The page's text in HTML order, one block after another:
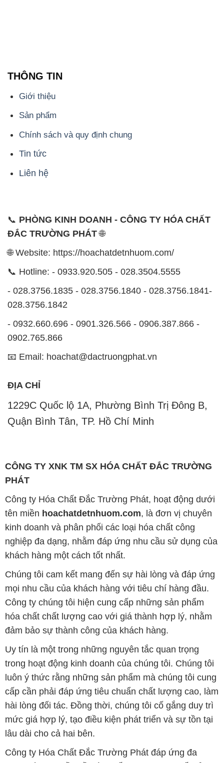
THÔNG TIN
Giới thiệu
Sản phẩm
Chính sách và quy định chung
Tin tức
Liên hệ
📞 PHÒNG KINH DOANH - CÔNG TY HÓA CHẤT
ĐẮC TRƯỜNG PHÁT🌐
🌐 Website: https://hoachatdetnhuom.com/
📞 Hotline: - 0933.920.505 - 028.3504.5555
- 028.3756.1835 - 028.3756.1840 - 028.3756.1841-
028.3756.1842
- 0932.660.696 - 0901.326.566 - 0906.387.866 -
0902.765.866
📧 Email: hoachat@dactruongphat.vn
ĐỊA CHỈ
1229C Quốc lộ 1A, Phường Bình Trị Đông B,
Quận Bình Tân, TP. Hồ Chí Minh
CÔNG TY XNK TM SX HÓA CHẤT ĐẮC TRƯỜNG
PHÁT
Công ty Hóa Chất Đắc Trường Phát, hoạt động dưới
tên miền hoachatdetnhuom.com, là đơn vị chuyên
kinh doanh và phân phối các loại hóa chất công
nghiệp đa dạng, nhằm đáp ứng nhu cầu sử dụng của
khách hàng một cách tốt nhất.
Chúng tôi cam kết mang đến sự hài lòng và đáp ứng
mọi nhu cầu của khách hàng với tiêu chí hàng đầu.
Công ty chúng tôi hiện cung cấp những sản phẩm
hóa chất chất lượng cao với giá thành hợp lý, nhằm
đảm bảo sự thành công của khách hàng.
Uy tín là một trong những nguyên tắc quan trọng
trong hoạt động kinh doanh của chúng tôi. Chúng tôi
luôn ý thức rằng những sản phẩm mà chúng tôi cung
cấp cần phải đáp ứng tiêu chuẩn chất lượng cao, làm
hài lòng đối tác. Đồng thời, chúng tôi cố gắng duy trì
mức giá hợp lý, tạo điều kiện phát triển và sự tồn tại
lâu dài cho cả hai bên.
Công ty Hóa Chất Đắc Trường Phát đáp ứng đa